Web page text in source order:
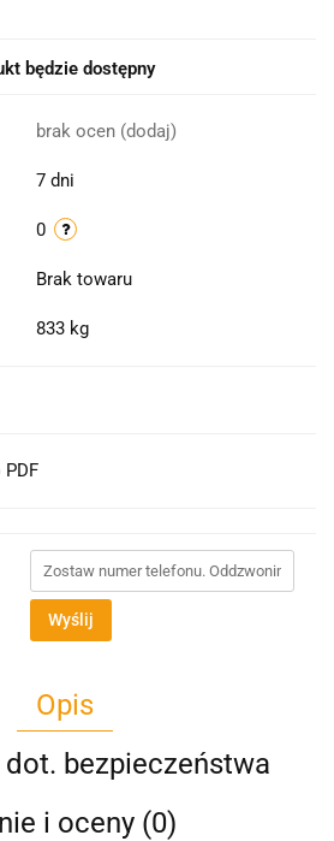
będzie dostępny
brak ocen (dodaj)
7 dni
0
Brak towaru
833 kg
Wyślij
Opis
bezpieczeństwa
i oceny (0)